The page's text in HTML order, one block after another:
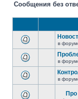
Сообщения без
в
в
в
Про